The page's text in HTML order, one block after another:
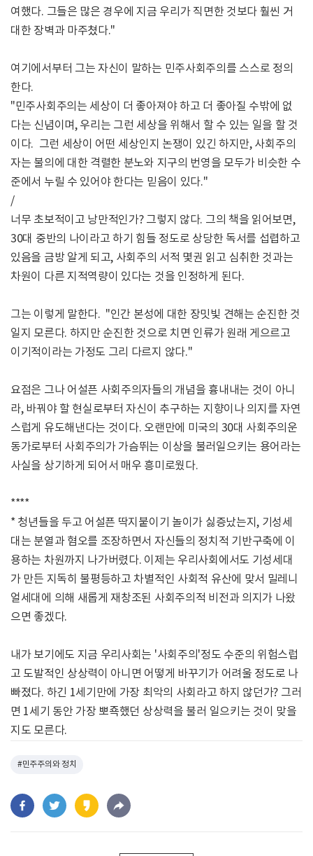
여했다. 그들은 많은 경우에 지금 우리가 직면한 것보다 훨씬 거
대한 장벽과 마주쳤다."
여기에서부터 그는 자신이 말하는 민주사회주의를 스스로 정의
한다.
"민주사회주의는 세상이 더 좋아져야 하고 더 좋아질 수밖에 없
다는 신념이며, 우리는 그런 세상을 위해서 할 수 있는 일을 할 것
이다. 그런 세상이 어떤 세상인지 논쟁이 있긴 하지만, 사회주의
자는 불의에 대한 격렬한 분노와 지구의 번영을 모두가 비슷한 수
준에서 누릴 수 있어야 한다는 믿음이 있다."
/
너무 초보적이고 낭만적인가? 그렇지 않다. 그의 책을 읽어보면,
30대 중반의 나이라고 하기 힘들 정도로 상당한 독서를 섭렵하고
있음을 금방 알게 되고, 사회주의 서적 몇권 읽고 심취한 것과는
차원이 다른 지적역량이 있다는 것을 인정하게 된다.
그는 이렇게 말한다. "인간 본성에 대한 장밋빛 견해는 순진한 것
일지 모른다. 하지만 순진한 것으로 치면 인류가 원래 게으르고
이기적이라는 가정도 그리 다르지 않다."
요점은 그나 어설픈 사회주의자들의 개념을 흉내내는 것이 아니
라, 바꿔야 할 현실로부터 자신이 추구하는 지향이나 의지를 자연
스럽게 유도해낸다는 것이다. 오랜만에 미국의 30대 사회주의운
동가로부터 사회주의가 가슴뛰는 이상을 불러일으키는 용어라는
사실을 상기하게 되어서 매우 흥미로웠다.
****
* 청년들을 두고 어설픈 딱지붙이기 놀이가 싫증났는지, 기성세
대는 분열과 혐오를 조장하면서 자신들의 정치적 기반구축에 이
용하는 차원까지 나가버렸다. 이제는 우리사회에서도 기성세대
가 만든 지독히 불평등하고 차별적인 사회적 유산에 맞서 밀레니
얼세대에 의해 새롭게 재창조된 사회주의적 비전과 의지가 나왔
으면 좋겠다.
내가 보기에도 지금 우리사회는 '사회주의'정도 수준의 위험스럽
고 도발적인 상상력이 아니면 어떻게 바꾸기가 어려울 정도로 나
빠졌다. 하긴 1세기만에 가장 최악의 사회라고 하지 않던가? 그러
면 1세기 동안 가장 뽀죡했던 상상력을 불러 일으키는 것이 맞을
지도 모른다.
#민주주의와 정치